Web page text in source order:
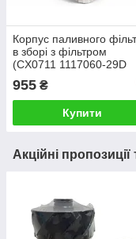
Корпус паливного
в зборі з фільтром
(CX0711 1117060-29D
LKCQ19-200E,
LJB03, CX0712B)
955 ₴
Купити
Акційні